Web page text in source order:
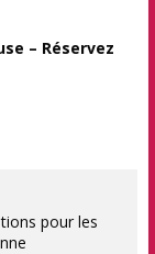
– Réservez
pour les